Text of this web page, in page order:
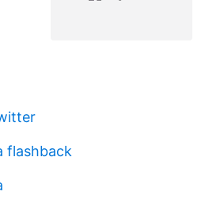
flashback